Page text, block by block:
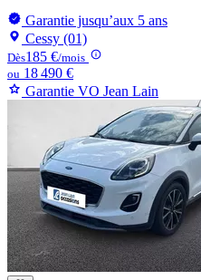
Garantie jusqu’aux 5 ans
Cessy (01)
Dès185 €/mois
ou 18 490 €
Garantie VO Jean Lain